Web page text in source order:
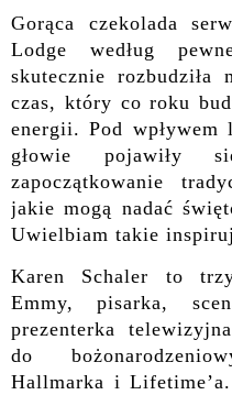
Gorąca czekolada
Lodge według
skutecznie
czas, który co roku
energii. Pod
głowie pojawiły
zapoczątkowanie
jakie mogą nadać
Uwielbiam takie
Karen Schaler to
Emmy, pisarka,
prezenterka
do
Hallmarka i